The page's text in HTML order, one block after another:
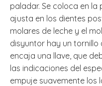
paladar. Se coloca en
ajusta en los dientes
molares de leche y el
disyuntor hay un
encaja una llave, que
las indicaciones del
empuje suavemente los